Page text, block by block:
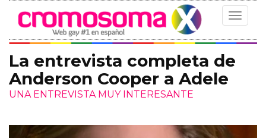
Toggle
La entrevista completa de
Anderson Cooper a Adele
UNA ENTREVISTA MUY INTERESANTE